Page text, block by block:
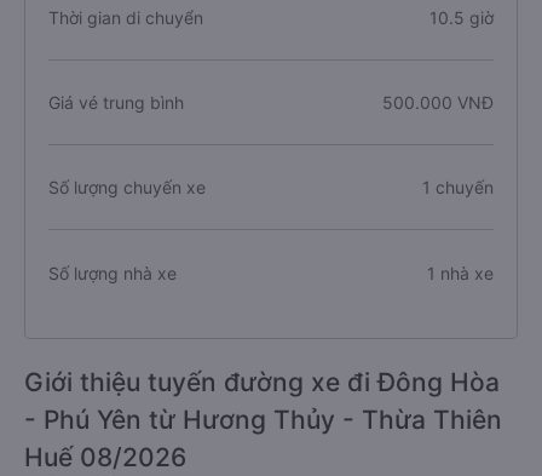
Thời gian di chuyển 10.5 giờ
Giá vé trung bình 500.000 VNĐ
Số lượng chuyến xe 1 chuyến
Số lượng nhà xe 1 nhà xe
Giới thiệu tuyến đường xe đi Đông Hòa
- Phú Yên từ Hương Thủy - Thừa Thiên
Huế 08/2026